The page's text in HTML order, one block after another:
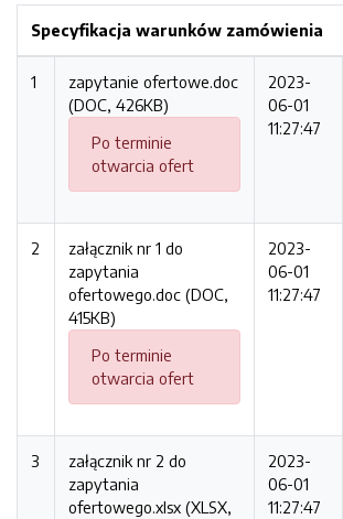
Specyfikacja warunków zamówienia
1
zapytanie ofertowe.doc
(DOC, 426KB)
Po terminie
otwarcia ofert
2023-
06-01
11:27:47
2
załącznik nr 1 do
zapytania
ofertowego.doc (DOC,
415KB)
Po terminie
otwarcia ofert
2023-
06-01
11:27:47
3
załącznik nr 2 do
zapytania
ofertowego.xlsx (XLSX,
2023-
06-01
11:27:47